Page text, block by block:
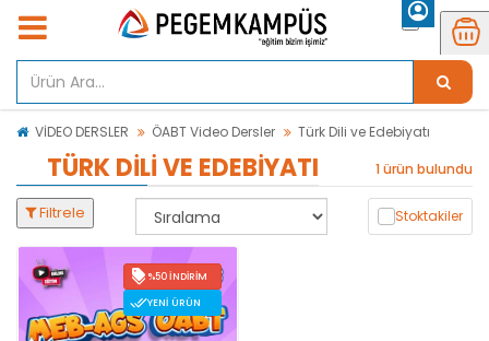
VİDEO DERSLER ÖABT Video Dersler Türk Dili ve Edebiyatı
TÜRK DILI VE EDEBIYATI 1 ürün bulundu
Filtrele Stoktakiler
%50 İNDIRIM
YENI ÜRÜN